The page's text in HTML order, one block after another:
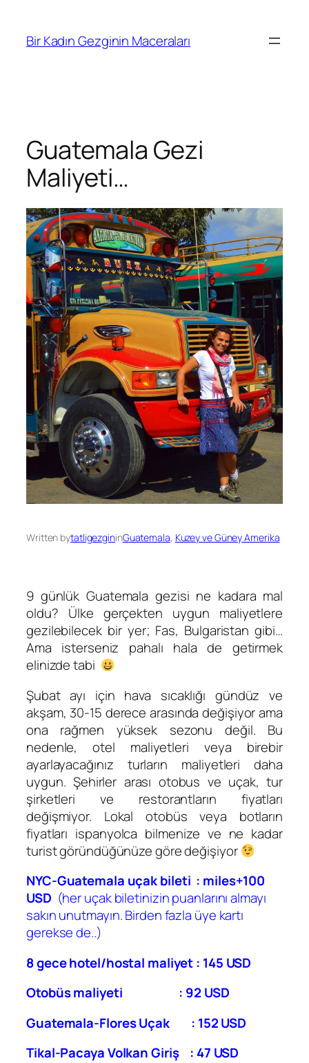
Bir Kadın Gezginin Maceraları
Guatemala Gezi
Maliyeti…
Written bytatligezgininGuatemala, Kuzey ve Güney Amerika
9 günlük Guatemala gezisi ne kadara mal
oldu? Ülke gerçekten uygun maliyetlere
gezilebilecek bir yer; Fas, Bulgaristan gibi…
Ama isterseniz pahalı hala de getirmek
elinizde tabi
Şubat ayı için hava sıcaklığı gündüz ve
akşam, 30-15 derece arasında değişiyor ama
ona rağmen yüksek sezonu değil. Bu
nedenle, otel maliyetleri veya birebir
ayarlayacağınız turların maliyetleri daha
uygun. Şehirler arası otobus ve uçak, tur
şirketleri ve restorantların fiyatları
değişmiyor. Lokal otobüs veya botların
fiyatları ispanyolca bilmenize ve ne kadar
turist göründüğünüze göre değişiyor
NYC-Guatemala uçak bileti : miles+100
USD (her uçak biletinizin puanlarını almayı
sakın unutmayın. Birden fazla üye kartı
gerekse de..)
8 gece hotel/hostal maliyet : 145 USD
Otobüs maliyeti : 92 USD
Guatemala-Flores Uçak : 152 USD
Tikal-Pacaya Volkan Giriş : 47 USD